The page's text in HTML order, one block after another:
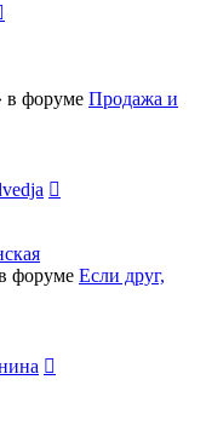
в форуме Продажа и
форуме Если друг,